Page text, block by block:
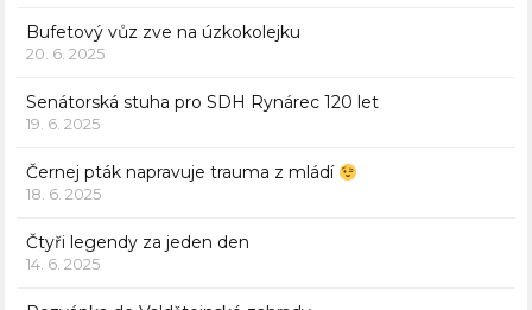
Bufetový vůz zve na úzkokolejku
20. 6. 2025
Senátorská stuha pro SDH Rynárec 120 let
19. 6. 2025
Černej pták napravuje trauma z mládí
18. 6. 2025
Čtyři legendy za jeden den
14. 6. 2025